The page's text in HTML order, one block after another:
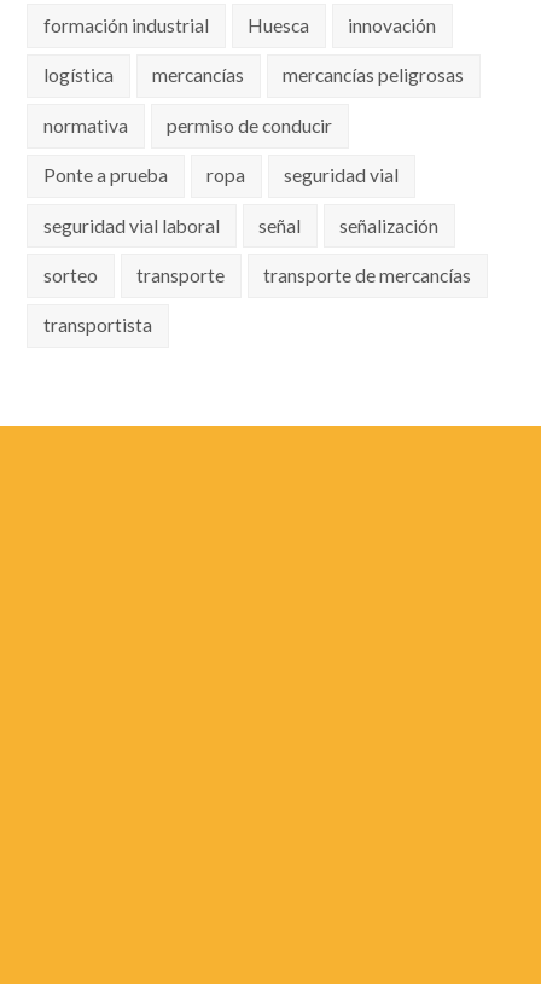
formación industrial Huesca innovación
logística mercancías mercancías peligrosas
normativa permiso de conducir
Ponte a prueba ropa seguridad vial
seguridad vial laboral señal señalización
sorteo transporte transporte de mercancías
transportista